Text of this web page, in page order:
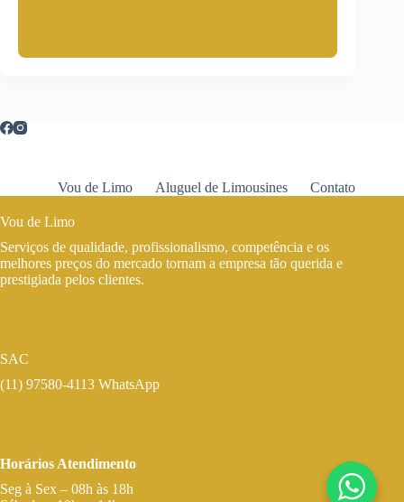
Vou de Limo Aluguel de Limousines Contato
Vou de Limo
Serviços de qualidade, profissionalismo, competência e os
melhores preços do mercado tornam a empresa tão querida e
prestigiada pelos clientes.
SAC
(11) 97580-4113 WhatsApp
Horários Atendimento
Seg à Sex – 08h às 18h